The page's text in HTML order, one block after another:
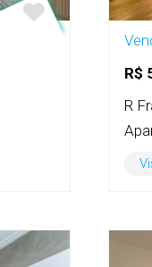
R$
R